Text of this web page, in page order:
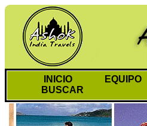
INICIO EQUIPO
BUSCAR